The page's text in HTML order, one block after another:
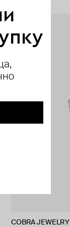
COBRA JEWELRY
COBRA JEWELRY
COBRA JEWELRY
Herald Percy